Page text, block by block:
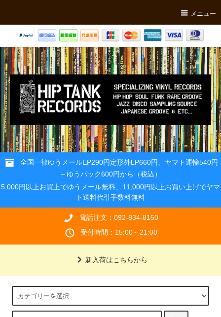
メニュー
全国一律ゆうメールEP290円定形外LP660円、ヤマト運輸540円
～ゆうパック600円から（税込）
5,000円以上お買上でゆうメール無料、11,000円以上お買い上げでヤマ
ト送料代引手数料無料
電話注文：092-834-8150
受付時間：15:00～21:00
新入荷はこちらから